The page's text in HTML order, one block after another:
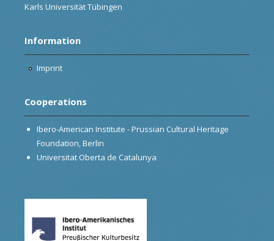
Karls Universität Tübingen
Information
Imprint
Cooperations
Ibero-American Institute - Prussian Cultural Heritage
Foundation, Berlin
Universitat Oberta de Catalunya